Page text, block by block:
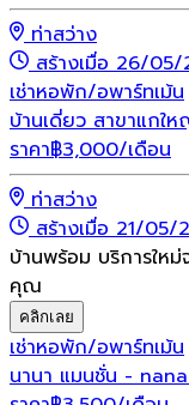
ท่าสว่าง
สร้างเมื่อ 26/
เช่าหอพัก/อพาร์ทเม้น
บ้านเดี่ยว สาขาแก
ราคา฿3,000/เดือน
ท่าสว่าง
สร้างเมื่อ 21/05/
บ้านพร้อม บริการให
คุณ
คลิกเลย
เช่าหอพัก/อพาร์ทเม้น
นานา แมนชั่น -